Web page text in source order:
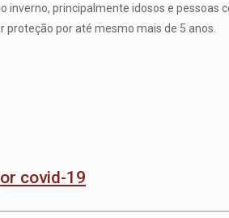
inverno, principalmente idosos e
por até mesmo mais de 5 anos.
covid-19